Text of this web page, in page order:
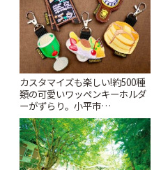
カスタマイズも楽しい!約500種
類の可愛いワッペンキーホルダ
ーがずらり。小平市
「Kimamaya T&K」 | ことりっ
ぷ